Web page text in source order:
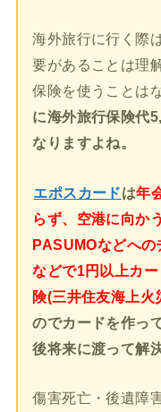
海外旅行に行く際
要があることは理
保険を使うことは
に海外旅行保険代
なりますよね。
エポスカードは年
らず、空港に向か
PASUMOなどへの
などで1円以上カ
険(三井住友海上火
のでカードを作っ
後将来に渡って解
傷害死亡・後遺障